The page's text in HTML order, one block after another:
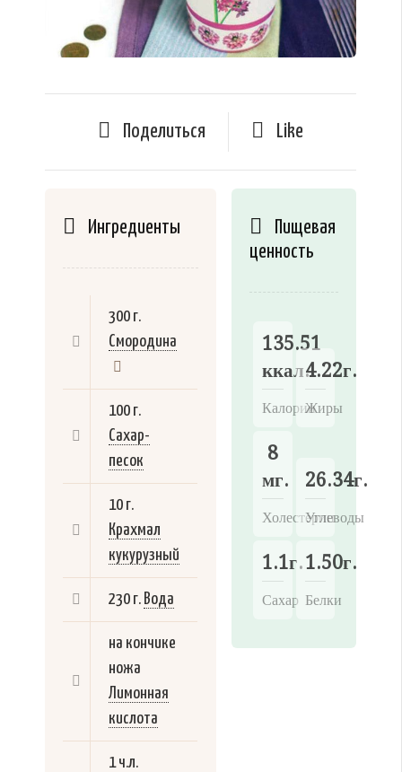
Поделиться Like
Ингредиенты
300 г.
Смородина
100 г.
Сахар-
песок
10 г.
Крахмал
кукурузный
230 г. Вода
на кончике
ножа
Лимонная
кислота
1 ч.л.
Пищевая
ценность
135.51
ккал.
Калории
4.22г.
Жиры
8
мг.
Холестерин
26.34г.
Углеводы
1.1г.
Сахар
1.50г.
Белки